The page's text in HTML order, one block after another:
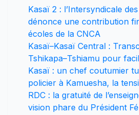
Kasaï 2 : l’Intersyndicale
dénonce une contribution
écoles de la CNCA
Kasaï–Kasaï Central :
Tshikapa–Tshiamu pour
Kasaï : un chef coutumier
policier à Kamuesha, la
RDC : la gratuité de
vision phare du Président